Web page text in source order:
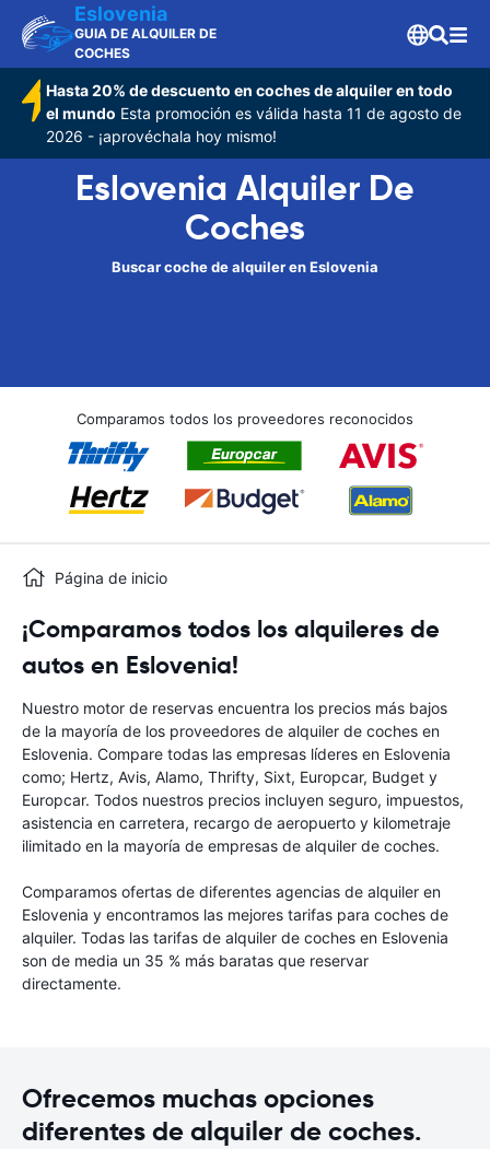
Eslovenia
GUIA DE ALQUILER DE
COCHES
Hasta 20% de descuento en coches de alquiler en todo
el mundo Esta promoción es válida hasta 11 de agosto de
2026 - ¡aprovéchala hoy mismo!
Eslovenia Alquiler De
Coches
Buscar coche de alquiler en Eslovenia
Comparamos todos los proveedores reconocidos
Página de inicio
¡Comparamos todos los alquileres de
autos en Eslovenia!
Nuestro motor de reservas encuentra los precios más bajos
de la mayoría de los proveedores de alquiler de coches en
Eslovenia. Compare todas las empresas líderes en Eslovenia
como; Hertz, Avis, Alamo, Thrifty, Sixt, Europcar, Budget y
Europcar. Todos nuestros precios incluyen seguro, impuestos,
asistencia en carretera, recargo de aeropuerto y kilometraje
ilimitado en la mayoría de empresas de alquiler de coches.
Comparamos ofertas de diferentes agencias de alquiler en
Eslovenia y encontramos las mejores tarifas para coches de
alquiler. Todas las tarifas de alquiler de coches en Eslovenia
son de media un 35 % más baratas que reservar
directamente.
Ofrecemos muchas opciones
diferentes de alquiler de coches.